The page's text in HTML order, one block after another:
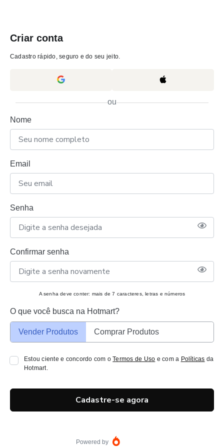
Criar conta
Cadastro rápido, seguro e do seu jeito.
ou
Nome
Email
Senha
Confirmar senha
A senha deve conter: mais de 7 caracteres, letras e números
O que você busca na Hotmart?
Vender Produtos Comprar Produtos
Estou ciente e concordo com oTermos de Uso e com a Políticas da
Hotmart.
Cadastre-se agora
Powered by